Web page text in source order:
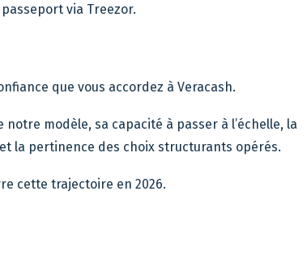
via Treezor.
que vous accordez à Veracash.
notre modèle, sa capacité à passer à l’échelle, la
la pertinence des choix structurants opérés.
cette trajectoire en 2026.